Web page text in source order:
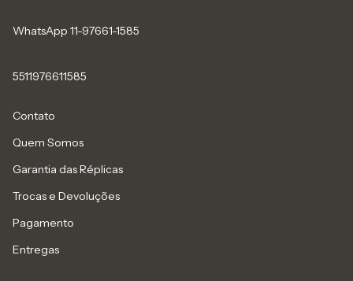
WhatsApp 11-97661-1585
5511976611585
Contato
Quem Somos
Garantia das Réplicas
Trocas e Devoluções
Pagamento
Entregas